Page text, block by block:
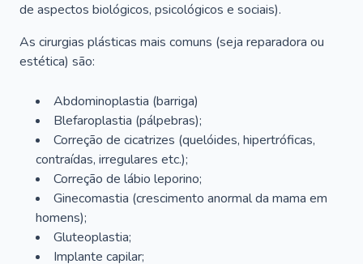
de aspectos biológicos, psicológicos e sociais).
As cirurgias plásticas mais comuns (seja reparadora ou
estética) são:
Abdominoplastia (barriga)
Blefaroplastia (pálpebras);
Correção de cicatrizes (quelóides, hipertróficas,
contraídas, irregulares etc.);
Correção de lábio leporino;
Ginecomastia (crescimento anormal da mama em
homens);
Gluteoplastia;
Implante capilar;